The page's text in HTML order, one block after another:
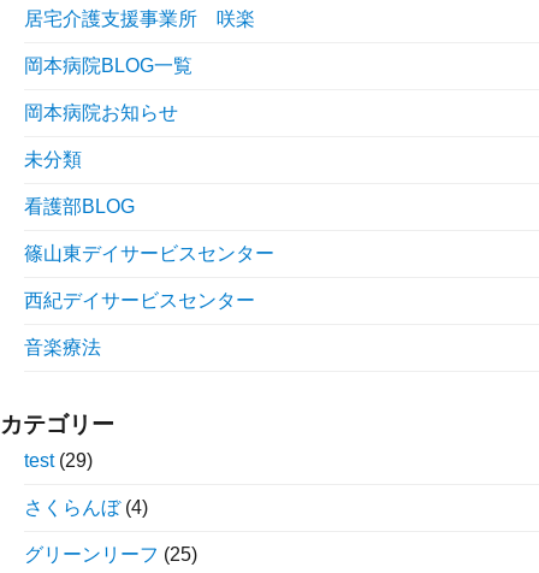
居宅介護支援事業所 咲楽
岡本病院BLOG一覧
岡本病院お知らせ
未分類
看護部BLOG
篠山東デイサービスセンター
西紀デイサービスセンター
音楽療法
カテゴリー
test(29)
さくらんぼ(4)
グリーンリーフ (25)